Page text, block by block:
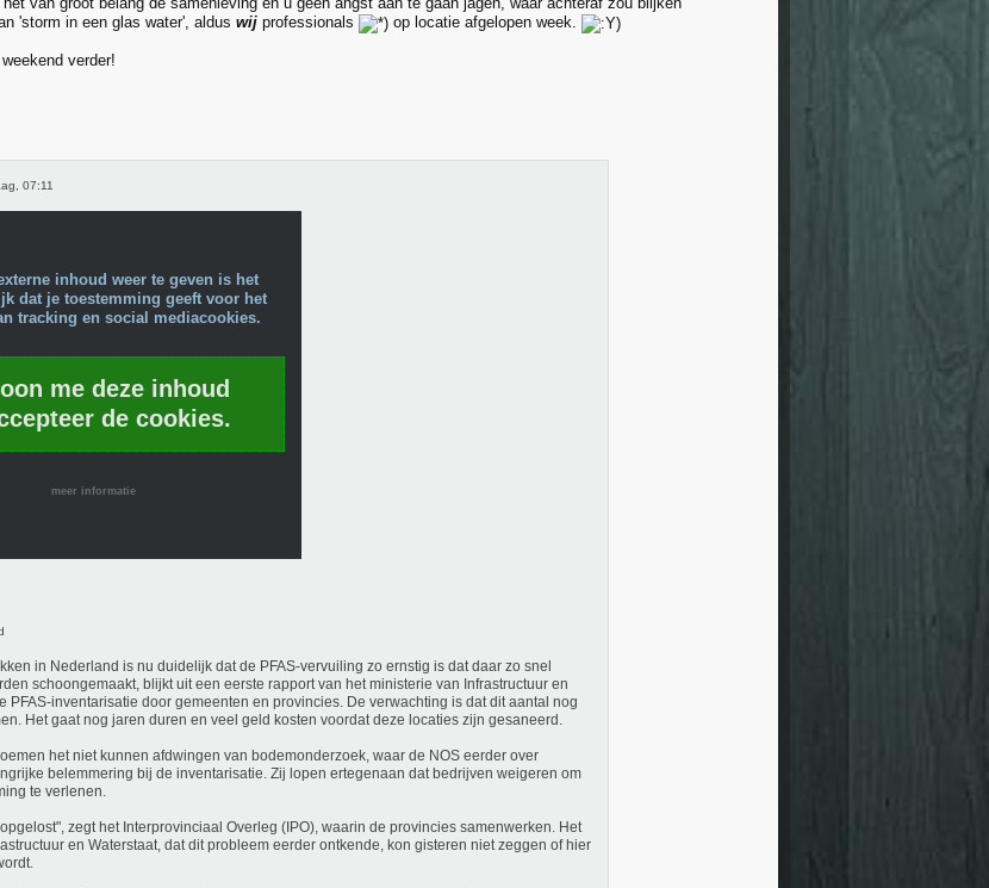
'storm in een glas water', aldus wij professionals op locatie afgelopen week.
verder!
07:11
inhoud weer te geven is het
dat je toestemming geeft voor het
tracking en social mediacookies.
me deze inhoud
de cookies.
meer informatie
in Nederland is nu duidelijk dat de PFAS-vervuiling zo ernstig is dat daar zo snel
schoongemaakt, blijkt uit een eerste rapport van het ministerie van Infrastructuur en
PFAS-inventarisatie door gemeenten en provincies. De verwachting is dat dit aantal nog
Het gaat nog jaren duren en veel geld kosten voordat deze locaties zijn gesaneerd.
het niet kunnen afdwingen van bodemonderzoek, waar de NOS eerder over
belemmering bij de inventarisatie. Zij lopen ertegenaan dat bedrijven weigeren om
te verlenen.
zegt het Interprovinciaal Overleg (IPO), waarin de provincies samenwerken. Het
en Waterstaat, dat dit probleem eerder ontkende, kon gisteren niet zeggen of hier